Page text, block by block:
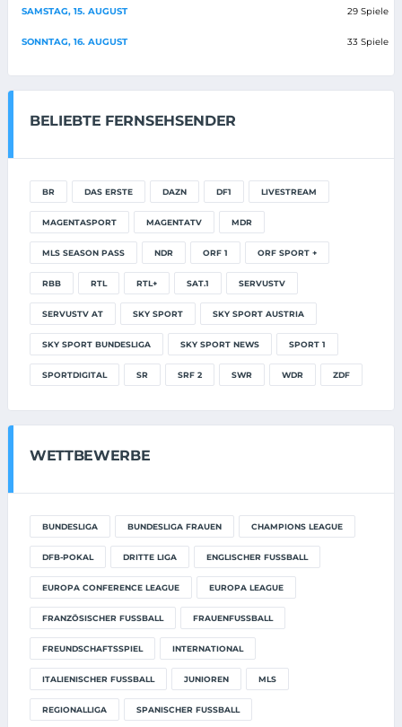
SAMSTAG, 15. AUGUST 29 Spiele
SONNTAG, 16. AUGUST 33 Spiele
BELIEBTE FERNSEHSENDER
BR DAS ERSTE DAZN DF1 LIVESTREAM
MAGENTASPORT MAGENTATV MDR
MLS SEASON PASS NDR ORF 1 ORF SPORT +
RBB RTL RTL+ SAT.1 SERVUSTV
SERVUSTV AT SKY SPORT SKY SPORT AUSTRIA
SKY SPORT BUNDESLIGA SKY SPORT NEWS SPORT 1
SPORTDIGITAL SR SRF 2 SWR WDR ZDF
WETTBEWERBE
BUNDESLIGA BUNDESLIGA FRAUEN CHAMPIONS LEAGUE
DFB-POKAL DRITTE LIGA ENGLISCHER FUSSBALL
EUROPA CONFERENCE LEAGUE EUROPA LEAGUE
FRANZÖSISCHER FUSSBALL FRAUENFUSSBALL
FREUNDSCHAFTSSPIEL INTERNATIONAL
ITALIENISCHER FUSSBALL JUNIOREN MLS
REGIONALLIGA SPANISCHER FUSSBALL